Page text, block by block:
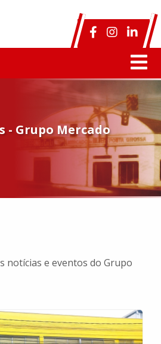
- Grupo Mercado
notícias e eventos do Grupo